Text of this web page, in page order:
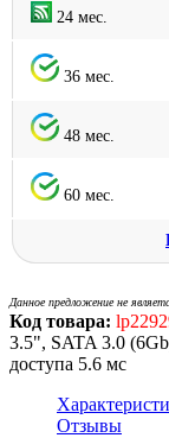
24 мес.
36 мес.
48 мес.
60 мес.
Данное предложение не
Код товара:
3.5", SATA 3.0
доступа 5.6 мс
Отзывы